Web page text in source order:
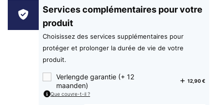
Services complémentaires pour votre
produit
Choisissez des services supplémentaires pour
protéger et prolonger la durée de vie de votre
produit.
Verlengde garantie (+ 12
maanden)
12,90 €
Que couvre-t-il ?